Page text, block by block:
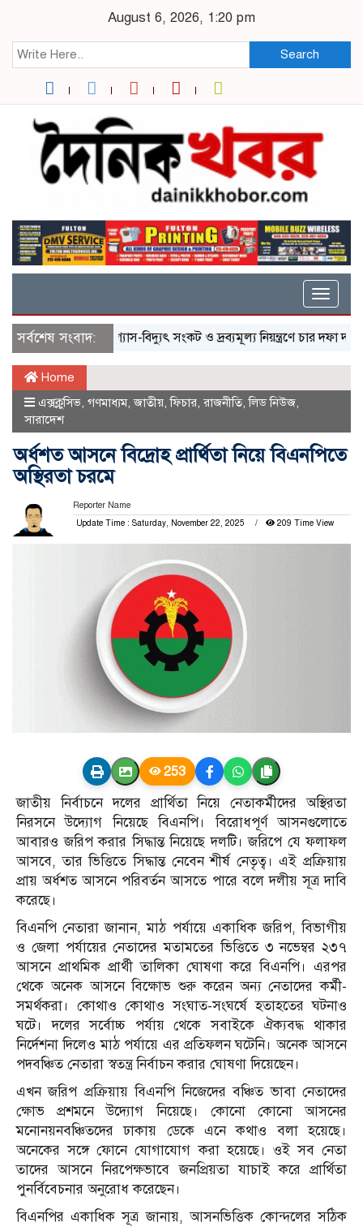
August 6, 2026, 1:20 pm
Search
Toggle
সর্বশেষ সংবাদ:গ্যাস-বিদ্যুৎ সংকট ও দ্রব্যমূল্য নিয়ন্ত্রণে চার দফা দাবিতে
Home
এক্সক্লুসিভ, গণমাধ্যম,জাতীয়,ফিচার, রাজনীতি,লিড নিউজ,
সারাদেশ
অর্ধশত আসনে বিদ্রোহ প্রার্থিতা নিয়ে বিএনপিতে
অস্থিরতা চরমে
Reporter Name
Update Time : Saturday, November 22, 2025
209 Time View
253
জাতীয় নির্বাচনে দলের প্রার্থিতা নিয়ে নেতাকর্মীদের অস্থিরতা
নিরসনে উদ্যোগ নিয়েছে বিএনপি। বিরোধপূর্ণ আসনগুলোতে
আবারও জরিপ করার সিদ্ধান্ত নিয়েছে দলটি। জরিপে যে ফলাফল
আসবে, তার ভিত্তিতে সিদ্ধান্ত নেবেন শীর্ষ নেতৃত্ব। এই প্রক্রিয়ায়
প্রায় অর্ধশত আসনে পরিবর্তন আসতে পারে বলে দলীয় সূত্র দাবি
করেছে।
বিএনপি নেতারা জানান, মাঠ পর্যায়ে একাধিক জরিপ, বিভাগীয়
ও জেলা পর্যায়ের নেতাদের মতামতের ভিত্তিতে ৩ নভেম্বর ২৩৭
আসনে প্রাথমিক প্রার্থী তালিকা ঘোষণা করে বিএনপি। এরপর
থেকে অনেক আসনে বিক্ষোভ শুরু করেন অন্য নেতাদের কর্মী-
সমর্থকরা। কোথাও কোথাও সংঘাত-সংঘর্ষে হতাহতের ঘটনাও
ঘটে। দলের সর্বোচ্চ পর্যায় থেকে সবাইকে ঐক্যবদ্ধ থাকার
নির্দেশনা দিলেও মাঠ পর্যায়ে এর প্রতিফলন ঘটেনি। অনেক আসনে
পদবঞ্চিত নেতারা স্বতন্ত্র নির্বাচন করার ঘোষণা দিয়েছেন।
এখন জরিপ প্রক্রিয়ায় বিএনপি নিজেদের বঞ্চিত ভাবা নেতাদের
ক্ষোভ প্রশমনে উদ্যোগ নিয়েছে। কোনো কোনো আসনের
মনোনয়নবঞ্চিতদের ঢাকায় ডেকে এনে কথাও বলা হয়েছে।
অনেকের সঙ্গে ফোনে যোগাযোগ করা হয়েছে। ওই সব নেতা
তাদের আসনে নিরপেক্ষভাবে জনপ্রিয়তা যাচাই করে প্রার্থিতা
পুনর্বিবেচনার অনুরোধ করেছেন।
বিএনপির একাধিক সূত্র জানায়, আসনভিত্তিক কোন্দলের সঠিক